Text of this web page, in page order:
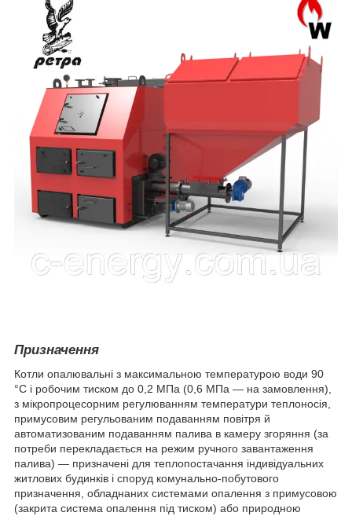
Призначення
Котли опалювальні з максимальною температурою води 90
°C і робочим тиском до 0,2 МПа (0,6 МПа — на замовлення),
з мікропроцесорним регулюванням температури теплоносія,
примусовим регульованим подаванням повітря й
автоматизованим подаванням палива в камеру згоряння (за
потреби перекладається на режим ручного завантаження
палива) — призначені для теплопостачання індивідуальних
житлових будинків і споруд комунально-побутового
призначення, обладнаних системами опалення з примусовою
(закрита система опалення під тиском) або природною